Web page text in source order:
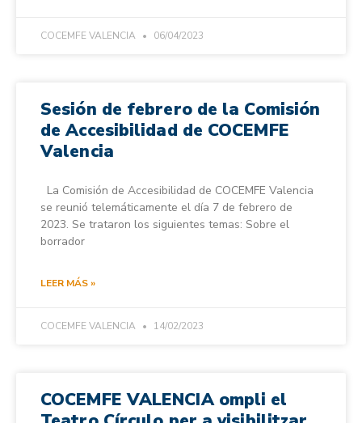
COCEMFE VALENCIA 06/04/2023
Sesión de febrero de la Comisión
de Accesibilidad de COCEMFE
Valencia
La Comisión de Accesibilidad de COCEMFE Valencia
se reunió telemáticamente el día 7 de febrero de
2023. Se trataron los siguientes temas: Sobre el
borrador
LEER MÁS »
COCEMFE VALENCIA 14/02/2023
COCEMFE VALENCIA ompli el